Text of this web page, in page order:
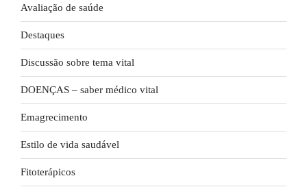
Avaliação de saúde
Destaques
Discussão sobre tema vital
DOENÇAS – saber médico vital
Emagrecimento
Estilo de vida saudável
Fitoterápicos